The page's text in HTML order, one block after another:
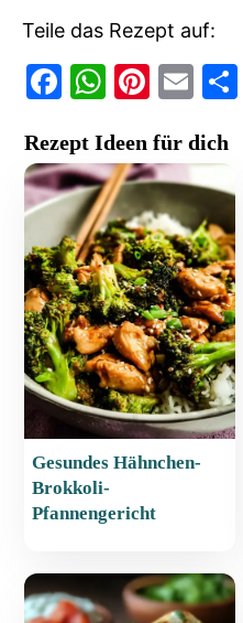
Teile das Rezept auf:
F
c
e
b
o
o
k
W
at
s
A
p
p
Pi
er
e
st
E
ai
l
Rezept Ideen für dich
Gesundes Hähnchen-
Brokkoli-
Pfannengericht